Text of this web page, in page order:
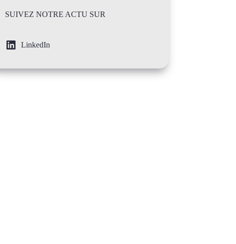
SUIVEZ NOTRE ACTU SUR
LinkedIn